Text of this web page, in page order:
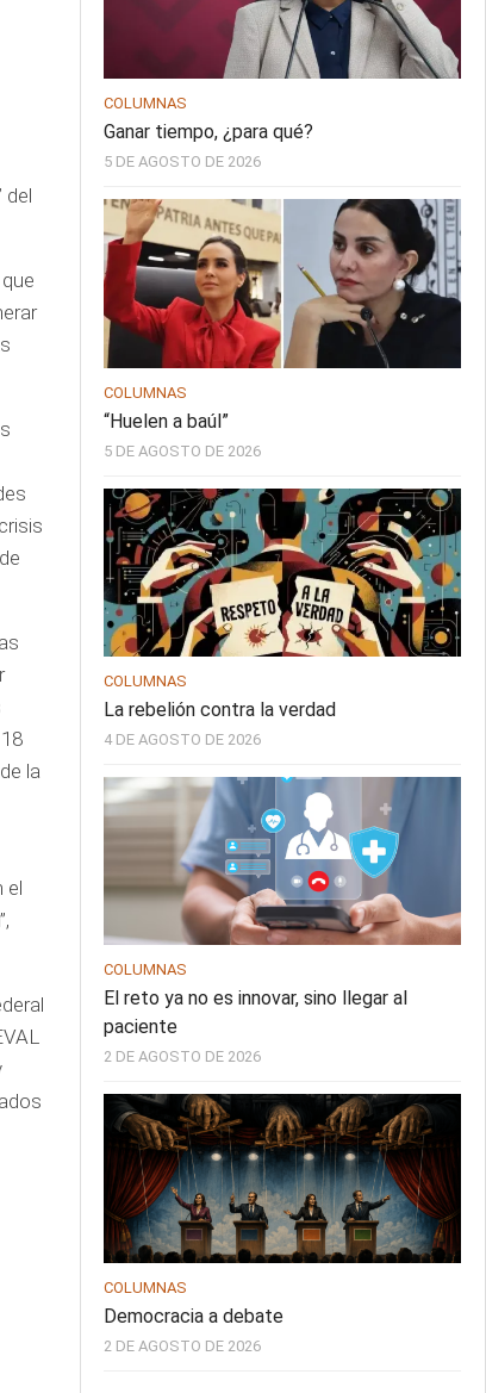
del
la
el
COLUMNAS
Ganar tiempo, ¿para qué?
5 DE AGOSTO DE 2026
COLUMNAS
“Huelen a baúl”
5 DE AGOSTO DE 2026
COLUMNAS
La rebelión contra la verdad
4 DE AGOSTO DE 2026
COLUMNAS
El reto ya no es innovar, sino llegar al
paciente
2 DE AGOSTO DE 2026
COLUMNAS
Democracia a debate
2 DE AGOSTO DE 2026